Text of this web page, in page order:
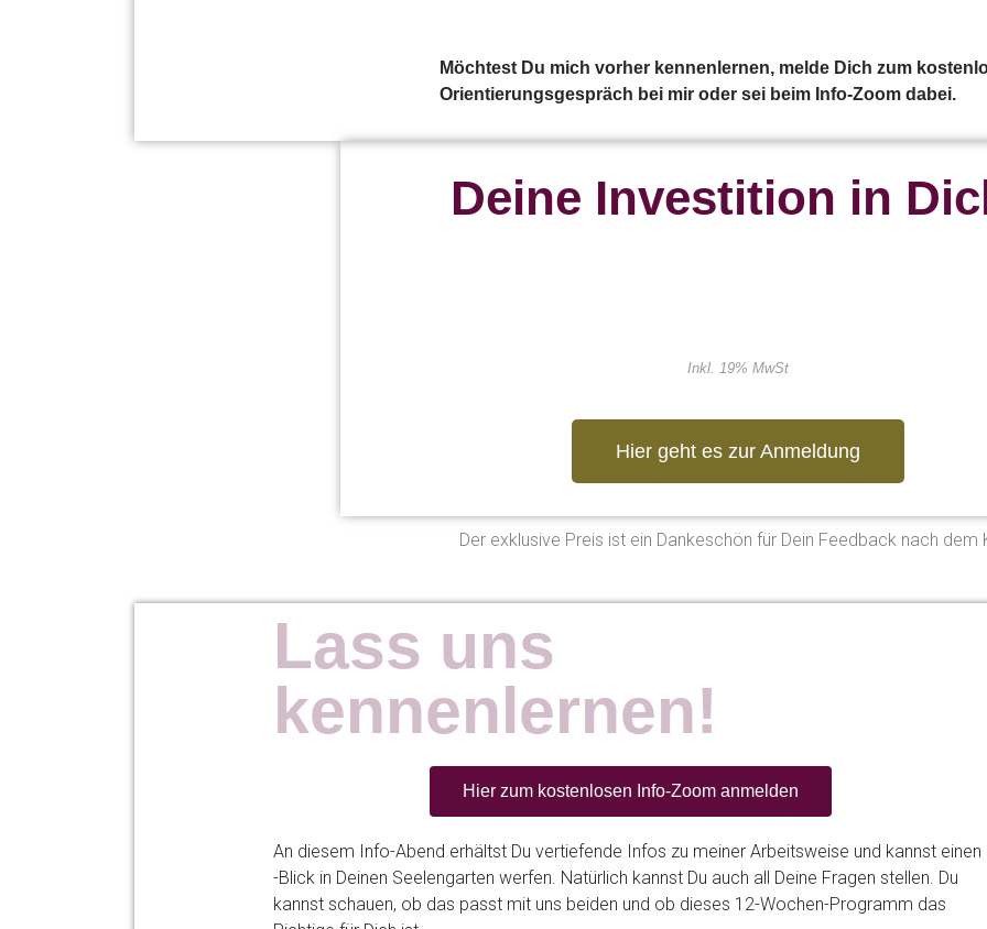
Möchtest Du mich vorher kennenlernen, melde Dich zum
Orientierungsgespräch bei mir oder sei beim Info-Zoom dabei.
Deine Investition in
Inkl. 19% MwSt
Hier geht es zur Anmeldung
Der exklusive Preis ist ein Dankeschön für Dein Feedback nach dem
Lass uns
kennenlernen!
Hier zum kostenlosen Info-Zoom anmelden
An diesem Info-Abend erhältst Du vertiefende Infos zu meiner Arbeitsweise und kannst einen
-Blick in Deinen Seelengarten werfen. Natürlich kannst Du auch all Deine Fragen stellen. Du
kannst schauen, ob das passt mit uns beiden und ob dieses 12-Wochen-Programm das